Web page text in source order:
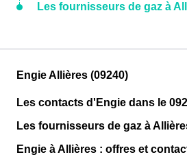
Les fournisseurs de gaz à
Engie Allières (09240)
Les contacts d'Engie dans le
Les fournisseurs de gaz à
Engie à Allières : offres et